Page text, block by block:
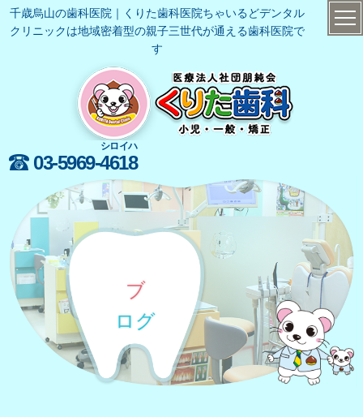
千歳烏山の歯科医院｜くりた歯科医院ちゃいるどデンタル
クリニックは地域密着型の親子三世代が通える歯科医院で
す
03-5969-4618
シロイハ
ブ
ログ